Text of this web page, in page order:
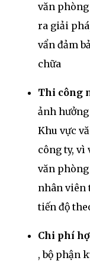
văn
ra giải
vẩn đảm
chữa
Thi công
ảnh
Khu vực
công ty, vì
văn
nhân viên
tiến độ
Chi phí
, bộ phận